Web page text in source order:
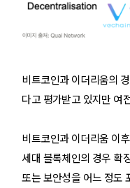
비트코인과 이더리움의
다고 평가받고 있지만 여
비트코인과 이더리움 이
세대 블록체인의 경우 확
또는 보안성을 어느 정도